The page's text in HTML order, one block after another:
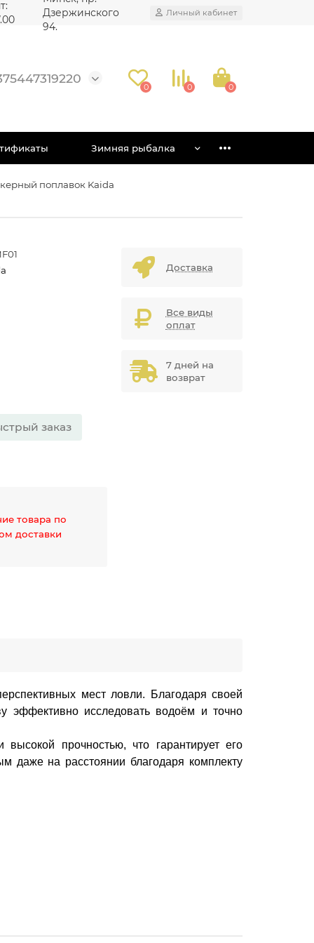
Дзержинского
94.
Личный кабинет
0 0 0
Зимняя рыбалка
поплавок Kaida
заказ
товара по
доставки
Доставка
Все виды
оплат
7 дней на
возврат
мест ловли. Благодаря своей
эффективно исследовать водоём и точно
прочностью, что гарантирует его
даже на расстоянии благодаря комплекту